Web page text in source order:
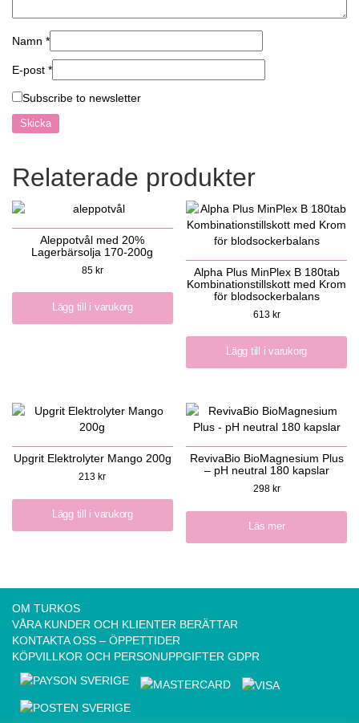
Namn *
E-post *
Subscribe to newsletter
Relaterade produkter
Aleppotvål med 20%
Lagerbärsolja 170-200g
85 kr
Lägg till i varukorg
Alpha Plus MinPlex B 180tab
Kombinationstillskott med Krom
för blodsockerbalans
613 kr
Lägg till i varukorg
Upgrit Elektrolyter Mango 200g
213 kr
Lägg till i varukorg
RevivaBio BioMagnesium Plus
– pH neutral 180 kapslar
298 kr
Läs mer
OM TURKOS
VÅRA KUNDER OCH KLIENTER BERÄTTAR
KONTAKTA OSS – ÖPPETTIDER
KÖPVILLKOR OCH PERSONUPPGIFTER GDPR